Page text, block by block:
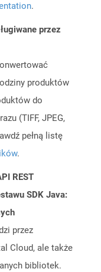
.
przez
produktów
do
(TIFF, JPEG,
pełną listę
.
REST
SDK Java:
przez
Cloud, ale także
bibliotek.